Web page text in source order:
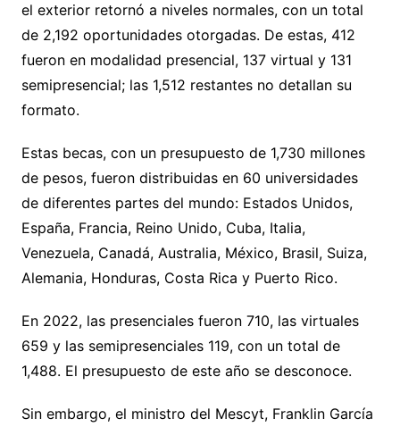
el exterior retornó a niveles normales, con un total
de 2,192 oportunidades otorgadas. De estas, 412
fueron en modalidad presencial, 137 virtual y 131
semipresencial; las 1,512 restantes no detallan su
formato.
Estas becas, con un presupuesto de 1,730 millones
de pesos, fueron distribuidas en 60 universidades
de diferentes partes del mundo: Estados Unidos,
España, Francia, Reino Unido, Cuba, Italia,
Venezuela, Canadá, Australia, México, Brasil, Suiza,
Alemania, Honduras, Costa Rica y Puerto Rico.
En 2022, las presenciales fueron 710, las virtuales
659 y las semipresenciales 119, con un total de
1,488. El presupuesto de este año se desconoce.
Sin embargo, el ministro del Mescyt, Franklin García